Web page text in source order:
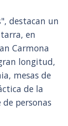
destacan un
en
Carmona
longitud,
mesas de
de la
personas